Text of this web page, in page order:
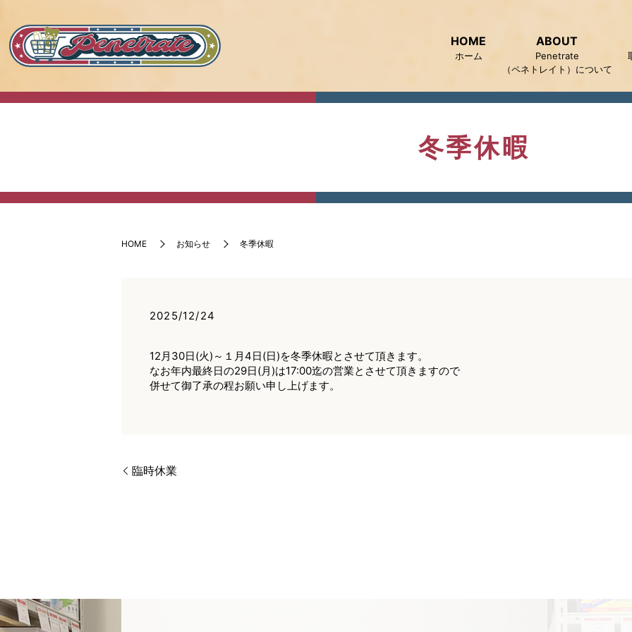
HOME
ホーム
ABOUT
Penetrate
（ペネトレイト）について
冬季休暇
HOME お知らせ 冬季休暇
2025/12/24
12月30日(火)～１月4日(日)を冬季休暇とさせて頂きます。
なお年内最終日の29日(月)は17:00迄の営業とさせて頂きますので
併せて御了承の程お願い申し上げます。
臨時休業